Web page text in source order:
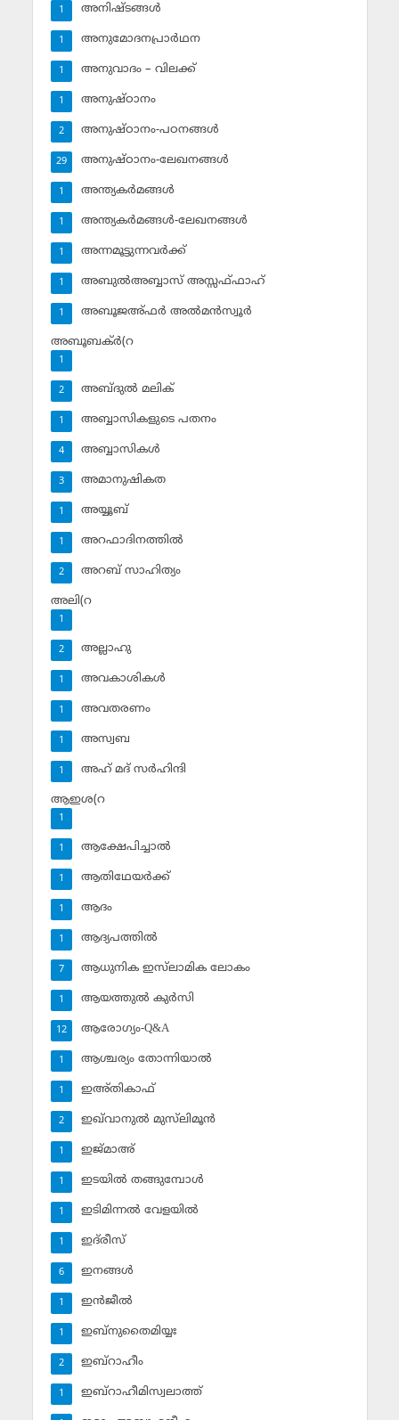
അനിഷ്ടങ്ങള്‍
1
അനുമോദനപ്രാര്‍ഥന
1
അനുവാദം – വിലക്ക്‌
1
അനുഷ്ഠാനം
1
അനുഷ്ഠാനം-പഠനങ്ങള്‍
2
അനുഷ്ഠാനം-ലേഖനങ്ങള്‍
29
അന്ത്യകര്‍മങ്ങള്‍
1
അന്ത്യകര്‍മങ്ങള്‍-ലേഖനങ്ങള്‍
1
അന്നമൂട്ടുന്നവര്‍ക്ക്
1
അബുല്‍അബ്ബാസ് അസ്സഫ്ഫാഹ്‌
1
അബൂജഅ്ഫര്‍ അല്‍മന്‍സ്വൂര്‍
1
അബൂബക്ര്‍(റ
1
അബ്ദുല്‍ മലിക്‌
2
അബ്ബാസികളുടെ പതനം
1
അബ്ബാസികള്‍
4
അമാനുഷികത
3
അയ്യൂബ്‌
1
അറഫാദിനത്തില്‍
1
അറബ് സാഹിത്യം
2
അലി(റ
1
അല്ലാഹു
2
അവകാശികള്‍
1
അവതരണം
1
അസ്വബ
1
അഹ് മദ് സര്‍ഹിന്ദി
1
ആഇശ(റ
1
ആക്ഷേപിച്ചാല്‍
1
ആതിഥേയര്‍ക്ക്
1
ആദം
1
ആദ്യപത്തില്‍
1
ആധുനിക ഇസ്‌ലാമിക ലോകം
7
ആയത്തുല്‍ കുര്‍സി
1
ആരോഗ്യം-Q&A
12
ആശ്ചര്യം തോന്നിയാല്‍
1
ഇഅ്തികാഫ്‌
1
ഇഖ്‌വാനുല്‍ മുസ്‌ലിമൂന്‍
2
ഇജ്മാഅ്
1
ഇടയില്‍ തങ്ങുമ്പോള്‍
1
ഇടിമിന്നല്‍ വേളയില്‍
1
ഇദ്‌രീസ്‌
1
ഇനങ്ങള്‍
6
ഇന്‍ജീല്‍
1
ഇബ്‌നുതൈമിയ്യഃ
1
ഇബ്‌റാഹീം
2
ഇബ്‌റാഹീമിസ്വലാത്ത്
1